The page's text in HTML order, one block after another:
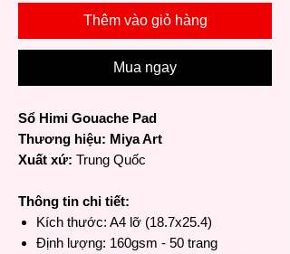
Thêm vào giỏ hàng
Mua ngay
Sổ Himi Gouache Pad
Thương hiệu: Miya Art
Xuất xứ: Trung Quốc
Thông tin chi tiết:
Kích thước: A4 lỡ (18.7x25.4)
Định lượng: 160gsm - 50 trang